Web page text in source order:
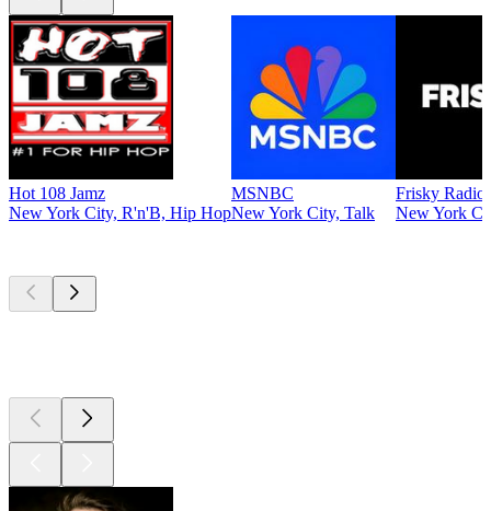
Hot 108 Jamz
New York City, R'n'B, Hip Hop
MSNBC
New York City, Talk
Frisky Radio
New York